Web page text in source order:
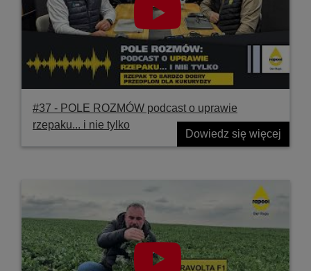
#37 ‐ POLE ROZMÓW podcast o uprawie
rzepaku... i nie tylko
Dowiedz się więcej